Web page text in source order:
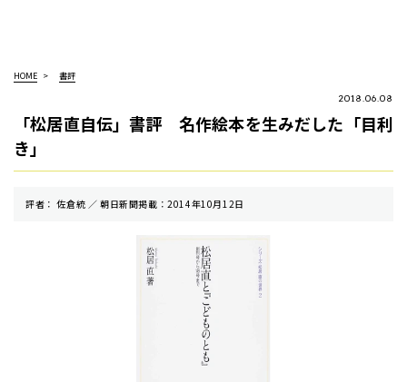
HOME 書評
2018.06.08
「松居直自伝」書評 名作絵本を生みだした「目利
き」
評者： 佐倉統 ／ 朝⽇新聞掲載：2014年10月12日